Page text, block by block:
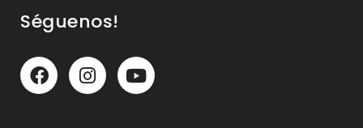
Séguenos!